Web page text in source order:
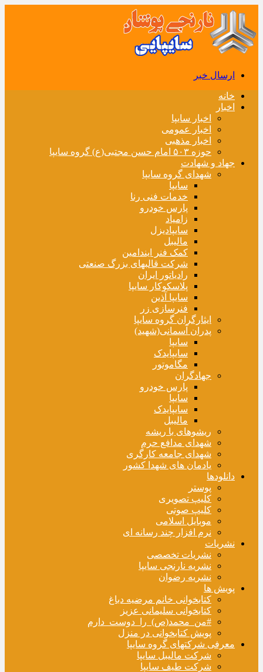
ارسال خبر
خانه
اخبار
اخبار سایپا
اخبار عمومی
اخبار مذهبی
حوزه ۵۰۳ امام حسن مجتبی(ع) گروه سایپا
جهاد و شهادت
شهدای گروه سایپا
سایپا
خدمات فنی رنا
پارس خودرو
زامیاد
سایپادیزل
مالیبل
کمک فنر ایندامین
شرکت قالبهای بزرگ صنعتی
رادیاتور ایران
پلاسکوکار سایپا
سایپا آذین
فنرسازی زر
ایثارگران گروه سایپا
پدران آسمانی(شهید)
سایپا
سایپایدک
مگاموتور
جهادگران
پارس خودرو
سایپا
سایپایدک
مالیبل
ریشوهای با ریشه
شهدای مدافع حرم
شهدای جامعه کارگری
یادمان های شهدا کشور
دانلودها
پوستر
کلیپ تصویری
کلیپ صوتی
موبایل اسلامی
نرم افزار چند رسانه ای
نشریات
نشریات تخصصی
نشریه نارنجی سایپا
نشریه رضوان
پویش ها
کتابخوانی خانم مرضیه دباغ
کتابخوانی سلیمانی عزیز
#من_محمد(ص)_را_دوست_دارم
پویش کتابخوانی در منزل
معرفی شرکتهای گروه سایپا
شرکت مالیبل سایپا
شرکت طیف سایپا